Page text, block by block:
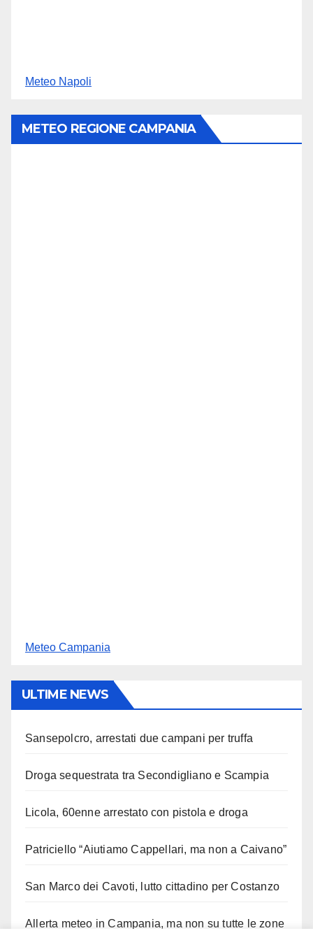
Meteo Napoli
METEO REGIONE CAMPANIA
Meteo Campania
ULTIME NEWS
Sansepolcro, arrestati due campani per truffa
Droga sequestrata tra Secondigliano e Scampia
Licola, 60enne arrestato con pistola e droga
Patriciello “Aiutiamo Cappellari, ma non a Caivano”
San Marco dei Cavoti, lutto cittadino per Costanzo
Allerta meteo in Campania, ma non su tutte le zone